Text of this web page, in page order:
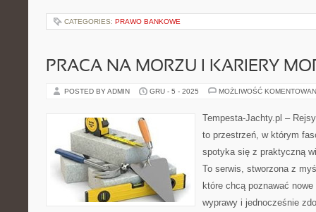
CATEGORIES: PRAWO BANKOWE
PRACA NA MORZU I KARIERY
POSTED BY ADMIN GRU - 5 - 2025 MOŻLIWOŚĆ
Tempesta-Jachty.pl –
to przestrzeń, w którym
spotyka się z praktyczną
To serwis, stworzona z
które chcą poznawać
wyprawy i jednocześnie